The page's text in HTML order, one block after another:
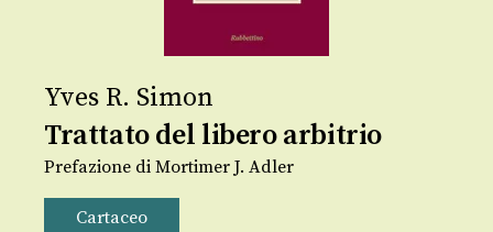
Yves R. Simon
Trattato del libero arbitrio
Prefazione di Mortimer J. Adler
Cartaceo